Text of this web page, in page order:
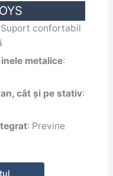
Suport confortabil
metalice:
cât și pe stativ:
: Previne